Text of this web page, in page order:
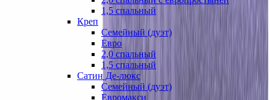
1,5 спальный
Креп
Семейный (дуэт)
Евро
2,0 спальный
1,5 спальный
Сатин Де-люкс
Семейный (дуэт)
Евромакси